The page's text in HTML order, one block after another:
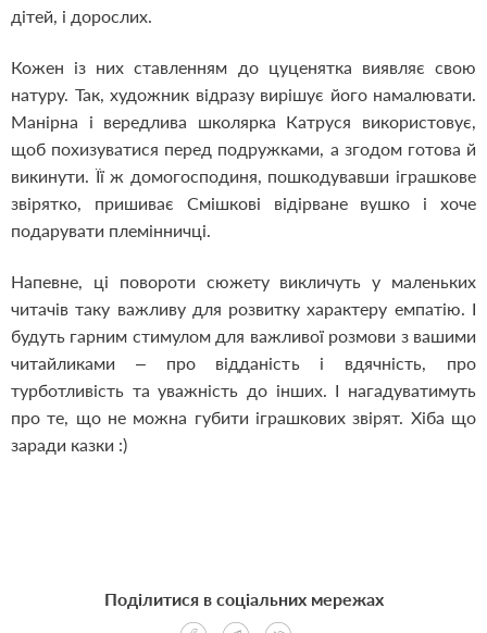
дітей, і дорослих.
Кожен із них ставленням до цуценятка виявляє свою
натуру. Так, художник відразу вирішує його намалювати.
Манірна і вередлива школярка Катруся використовує,
щоб похизуватися перед подружками, а згодом готова й
викинути. Її ж домогосподиня, пошкодувавши іграшкове
звірятко, пришиває Смішкові відірване вушко і хоче
подарувати племінничці.
Напевне, ці повороти сюжету викличуть у маленьких
читачів таку важливу для розвитку характеру емпатію. І
будуть гарним стимулом для важливої розмови з вашими
читайликами – про відданість і вдячність, про
турботливість та уважність до інших. І нагадуватимуть
про те, що не можна губити іграшкових звірят. Хіба що
заради казки :)
Поділитися в соціальних мережах